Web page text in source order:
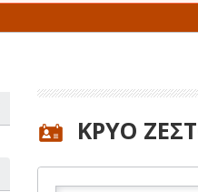
ΚΡΥΟ